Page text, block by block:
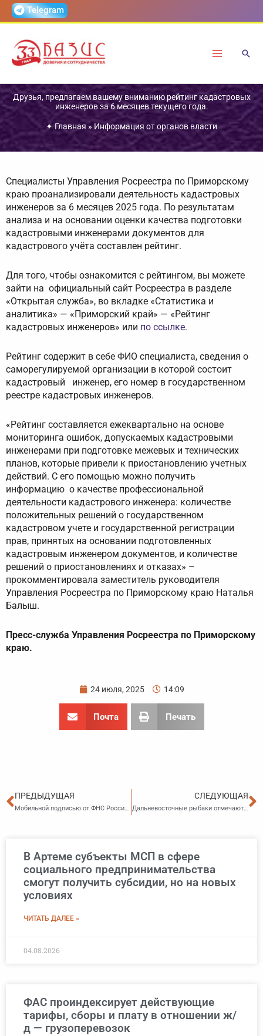
ПерейтиTelegram
Друзья, предлагаем вашему вниманию рейтинг кадастровых
инженеров за 6 месяцев текущего года.
✦ Главная » Информация от органов власти
Специалисты Управления Росреестра по Приморскому
краю проанализировали деятельность кадастровых
инженеров за 6 месяцев 2025 года. По результатам
анализа и на основании оценки качества подготовки
кадастровыми инженерами документов для
кадастрового учёта составлен рейтинг.
Для того, чтобы ознакомится с рейтингом, вы можете
зайти на официальный сайт Росреестра в разделе
«Открытая служба», во вкладке «Статистика и
аналитика» — «Приморский край» — «Рейтинг
кадастровых инженеров» или по ссылке.
Рейтинг содержит в себе ФИО специалиста, сведения о
саморегулируемой организации в которой состоит
кадастровый инженер, его номер в государственном
реестре кадастровых инженеров.
«Рейтинг составляется ежеквартально на основе
мониторинга ошибок, допускаемых кадастровыми
инженерами при подготовке межевых и технических
планов, которые привели к приостановлению учетных
действий. С его помощью можно получить
информацию о качестве профессиональной
деятельности кадастрового инженера: количестве
положительных решений о государственном
кадастровом учете и государственной регистрации
прав, принятых на основании подготовленных
кадастровым инженером документов, и количестве
решений о приостановлениях и отказах» –
прокомментировала заместитель руководителя
Управления Росреестра по Приморскому краю Наталья
Балыш.
Пресс-служба Управления Росреестра по Приморскому
краю.
24 июля, 2025 14:09
Почта Печать
Пред
ПРЕДЫДУЩАЯ
Мобильной подписью от ФНС России можно подписывать юридически значимые документы
СЛЕДУЮЩАЯ
Дальневосточные рыбаки отмечают рекордные уловы
В Артеме субъекты МСП в сфере
социального предпринимательства
смогут получить субсидии, но на новых
условиях
ЧИТАТЬ ДАЛЕЕ »
04.08.2026
ФАС проиндексирует действующие
тарифы, сборы и плату в отношении ж/
д — грузоперевозок